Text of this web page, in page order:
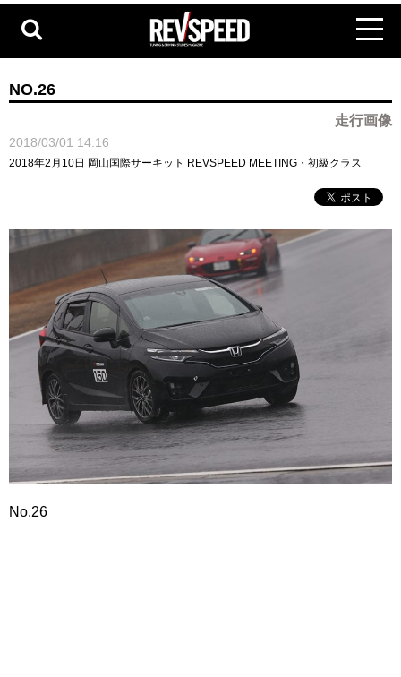
NO.26
走行画像
2018/03/01 14:16
2018年2月10日 岡山国際サーキット REVSPEED MEETING・初級クラス
No.26